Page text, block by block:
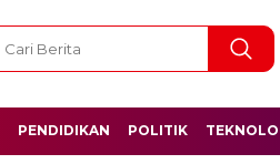
PENDIDIKAN POLITIK